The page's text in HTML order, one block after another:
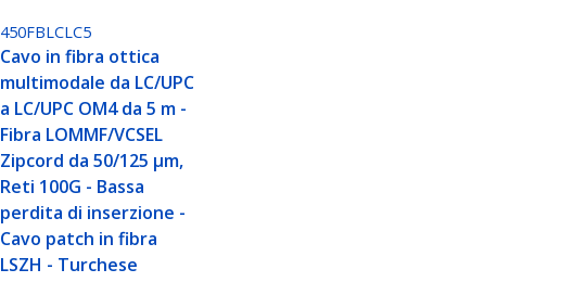
450FBLCLC5
Cavo in fibra ottica
multimodale da LC/UPC
a LC/UPC OM4 da 5 m -
Fibra LOMMF/VCSEL
Zipcord da 50/125 µm,
Reti 100G - Bassa
perdita di inserzione -
Cavo patch in fibra
LSZH - Turchese